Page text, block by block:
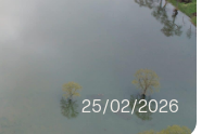
25/02/2026